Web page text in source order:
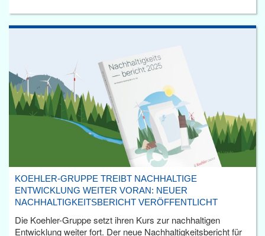
KOEHLER-GRUPPE TREIBT NACHHALTIGE
ENTWICKLUNG WEITER VORAN: NEUER
NACHHALTIGKEITSBERICHT VERÖFFENTLICHT
Die Koehler-Gruppe setzt ihren Kurs zur nachhaltigen
Entwicklung weiter fort. Der neue Nachhaltigkeitsbericht für